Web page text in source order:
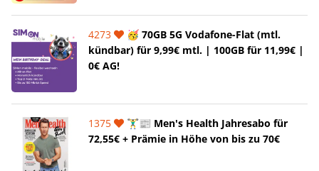
4273
🥳 70GB 5G Vodafone-Flat (mtl.
kündbar) für 9,99€ mtl. | 100GB für 11,99€ |
0€ AG!
1375
🏋️‍♂️📰 Men's Health Jahresabo für
72,55€ + Prämie in Höhe von bis zu 70€